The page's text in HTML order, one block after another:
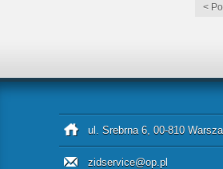
<
ul. Srebrna 6, 00-810
zidservice@op.pl